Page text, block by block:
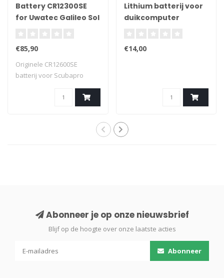
Battery CR12300SE
for Uwatec Galileo Sol
0
€85,90
Originele CR12600SE
batterij voor Scubapro
Lithium batterij voor
duikcomputer
€14,00
Abonneer je op onze nieuwsbrief
Blijf op de hoogte over onze laatste acties
Abonneer